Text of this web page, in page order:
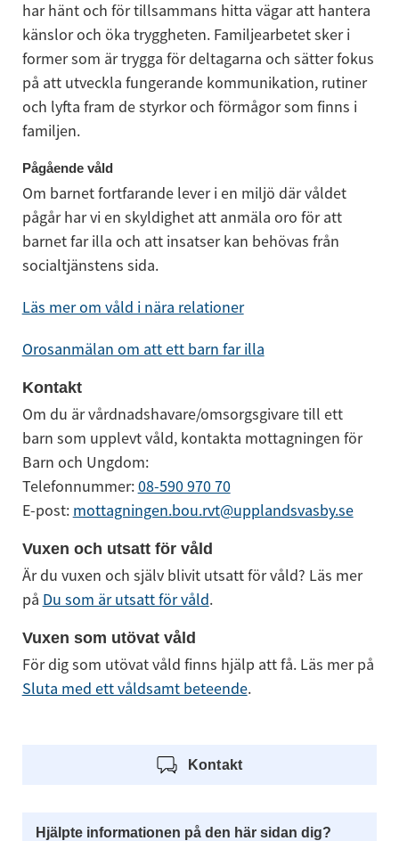
har hänt och för tillsammans hitta vägar att hantera
känslor och öka tryggheten. Familjearbetet sker i
former som är trygga för deltagarna och sätter fokus
på att utveckla fungerande kommunikation, rutiner
och lyfta fram de styrkor och förmågor som finns i
familjen.
Pågående våld
Om barnet fortfarande lever i en miljö där våldet
pågår har vi en skyldighet att anmäla oro för att
barnet far illa och att insatser kan behövas från
socialtjänstens sida.
Läs mer om våld i nära relationer
Orosanmälan om att ett barn far illa
Kontakt
Om du är vårdnadshavare/omsorgsgivare till ett
barn som upplevt våld, kontakta mottagningen för
Barn och Ungdom:
Telefonnummer: 08-590 970 70
E-post: mottagningen.bou.rvt@upplandsvasby.se
Vuxen och utsatt för våld
Är du vuxen och själv blivit utsatt för våld? Läs mer
på Du som är utsatt för våld.
Vuxen som utövat våld
Sluta med ett våldsamt beteende.
Kontakt
Hjälpte informationen på den här sidan dig?